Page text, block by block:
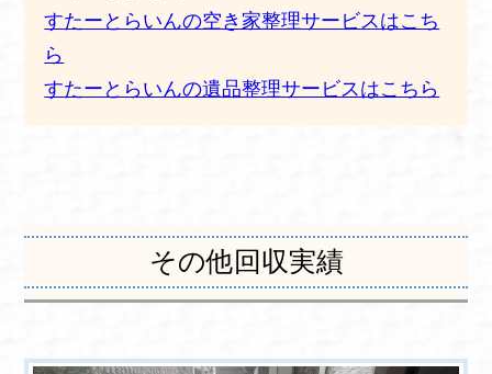
すたーとらいんの空き家整理サービスはこち
ら
すたーとらいんの遺品整理サービスはこちら
その他回収実績